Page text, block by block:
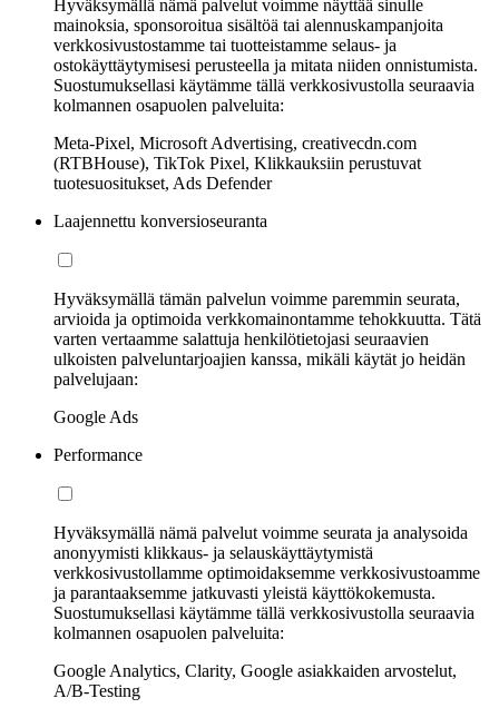
Hyväksymällä nämä palvelut voimme näyttää sinulle
mainoksia, sponsoroitua sisältöä tai alennuskampanjoita
verkkosivustostamme tai tuotteistamme selaus- ja
ostokäyttäytymisesi perusteella ja mitata niiden onnistumista.
Suostumuksellasi käytämme tällä verkkosivustolla seuraavia
kolmannen osapuolen palveluita:
Meta-Pixel, Microsoft Advertising, creativecdn.com
(RTBHouse), TikTok Pixel, Klikkauksiin perustuvat
tuotesuositukset, Ads Defender
Laajennettu konversioseuranta
Hyväksymällä tämän palvelun voimme paremmin seurata,
arvioida ja optimoida verkkomainontamme tehokkuutta. Tätä
varten vertaamme salattuja henkilötietojasi seuraavien
ulkoisten palveluntarjoajien kanssa, mikäli käytät jo heidän
palvelujaan:
Google Ads
Performance
Hyväksymällä nämä palvelut voimme seurata ja analysoida
anonyymisti klikkaus- ja selauskäyttäytymistä
verkkosivustollamme optimoidaksemme verkkosivustoamme
ja parantaaksemme jatkuvasti yleistä käyttökokemusta.
Suostumuksellasi käytämme tällä verkkosivustolla seuraavia
kolmannen osapuolen palveluita:
Google Analytics, Clarity, Google asiakkaiden arvostelut,
A/B-Testing